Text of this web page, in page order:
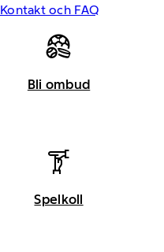
Kontakt och FAQ
Bli ombud
Spelkoll